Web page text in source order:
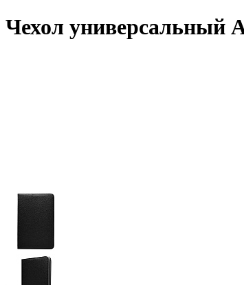
Чехол универсальный